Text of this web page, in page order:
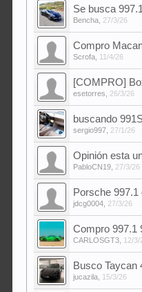
Se busca
Bencha 27/3/26
Compro
Scrofa 11/4/26
[COMPRO]
esetorres 26/3/26
buscando
sergio997 27/1/26
Opinión esta
PabloCN19 27/3/26
Porsche 997.1
jdcg0004 27/3/26
Compro 997.1
CARLOSGT3 12/3/
Busco Taycan
jucazila 15/3/26